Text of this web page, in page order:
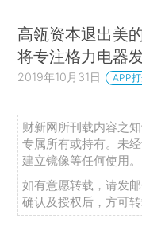
高瓴资本退出美
将专注格力电器
2019年10月31日 APP
财新网所刊载内容之
专属所有或持有。未
建立镜像等任何使用。
如有意愿转载，请发
确认及授权后，方可转